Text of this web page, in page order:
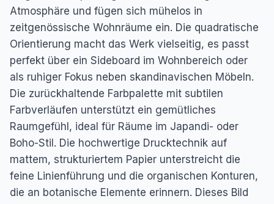
Atmosphäre und fügen sich mühelos in
zeitgenössische Wohnräume ein. Die quadratische
Orientierung macht das Werk vielseitig, es passt
perfekt über ein Sideboard im Wohnbereich oder
als ruhiger Fokus neben skandinavischen Möbeln.
Die zurückhaltende Farbpalette mit subtilen
Farbverläufen unterstützt ein gemütliches
Raumgefühl, ideal für Räume im Japandi- oder
Boho-Stil. Die hochwertige Drucktechnik auf
mattem, strukturiertem Papier unterstreicht die
feine Linienführung und die organischen Konturen,
die an botanische Elemente erinnern. Dieses Bild